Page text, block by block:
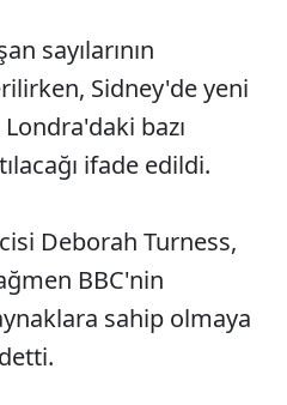
sayılarının
Sidney'de yeni
bazı
ifade edildi.
Deborah Turness,
BBC'nin
sahip olmaya